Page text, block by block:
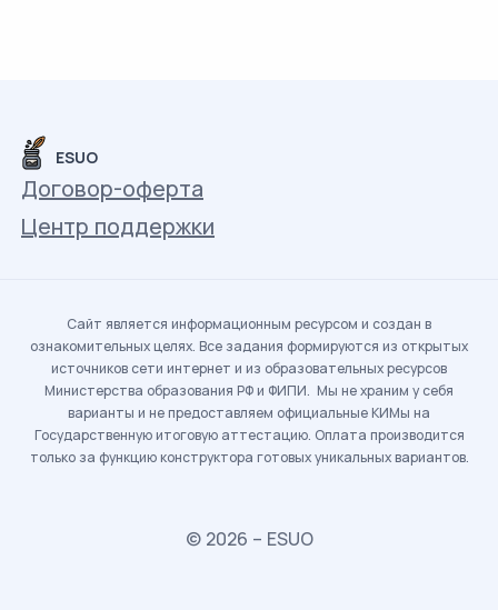
ESUO
Договор-оферта
Центр поддержки
Сайт является информационным ресурсом и создан в
ознакомительных целях. Все задания формируются из открытых
источников сети интернет и из образовательных ресурсов
Министерства образования РФ и ФИПИ. Мы не храним у себя
варианты и не предоставляем официальные КИМы на
Государственную итоговую аттестацию. Оплата производится
только за функцию конструктора готовых уникальных вариантов.
© 2026 – ESUO